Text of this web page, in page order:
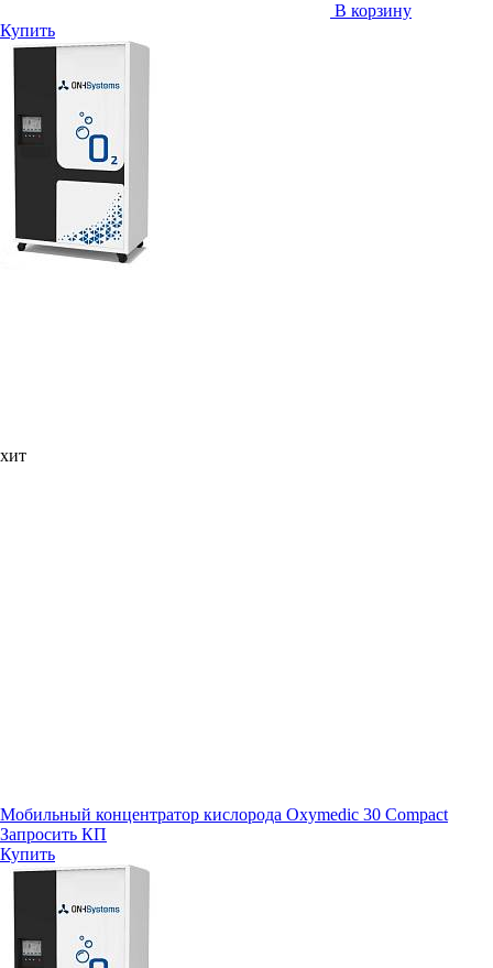
В корзину
Купить
хит
Мобильный концентратор кислорода Oxymedic 30 Compact
Запросить КП
Купить